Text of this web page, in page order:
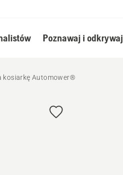
Poznawaj i odkrywaj
kosiarkę Automower®